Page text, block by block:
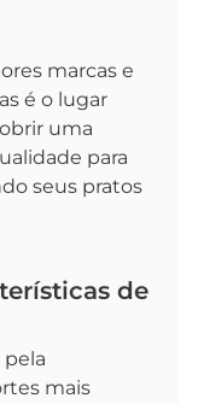
marcas e
é o lugar
uma
para
seus pratos
de
pela
mais